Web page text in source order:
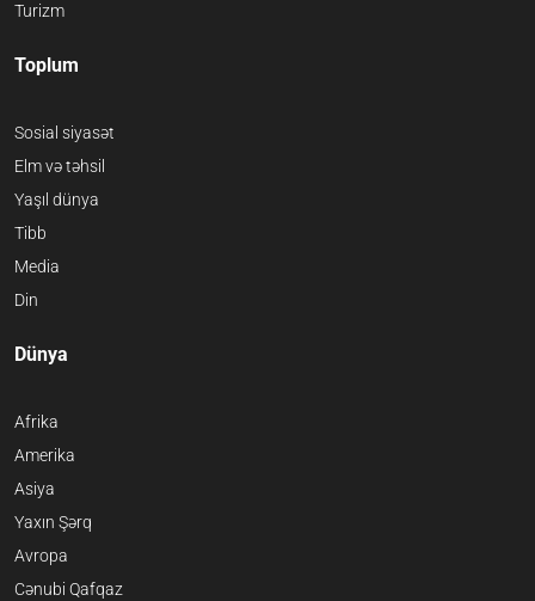
Turizm
Toplum
Sosial siyasət
Elm və təhsil
Yaşıl dünya
Tibb
Media
Din
Dünya
Afrika
Amerika
Asiya
Yaxın Şərq
Avropa
Cənubi Qafqaz